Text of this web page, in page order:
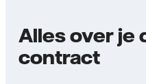
Alles over je
contract